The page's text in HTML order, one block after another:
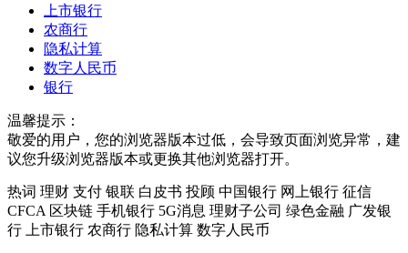
上市银行
农商行
隐私计算
数字人民币
银行
温馨提示：
敬爱的用户，您的浏览器版本过低，会导致页面浏览异常，建
议您升级浏览器版本或更换其他浏览器打开。
热词 理财 支付 银联 白皮书 投顾 中国银行 网上银行 征信
CFCA 区块链 手机银行 5G消息 理财子公司 绿色金融 广发银
行
上市银行 农商行 隐私计算 数字人民币